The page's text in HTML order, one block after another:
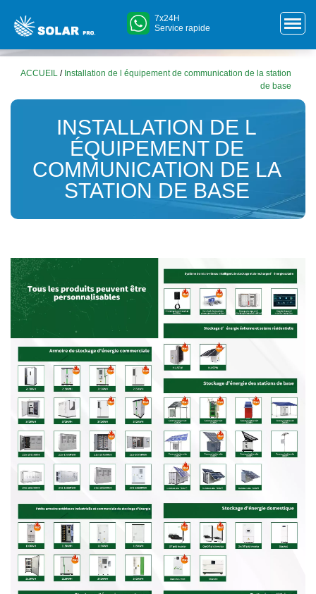
7x24H
Service rapide
ACCUEIL / Installation de l équipement de communication de la station
de base
INSTALLATION DE L
ÉQUIPEMENT DE
COMMUNICATION DE LA
STATION DE BASE